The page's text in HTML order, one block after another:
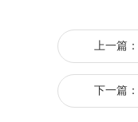
上一篇：
下一篇：